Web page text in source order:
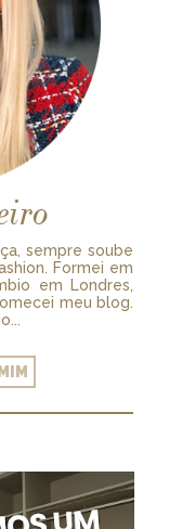
sempre soube
Formei em
em Londres,
meu blog.